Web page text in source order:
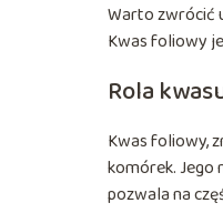
Warto zwrócić
Kwas foliowy
Rola
Kwas foliowy,
komórek. Jego
pozwala na